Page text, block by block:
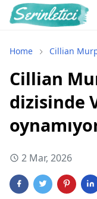
Home Cillian
Cillian
dizisinde
2 Mar, 2026